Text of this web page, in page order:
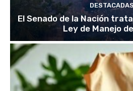
DESTACADAS
El Senado de la Nación
Ley de Manejo